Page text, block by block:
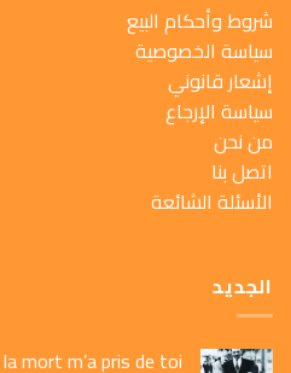
شروط وأحكام البيع
سياسة الخصوصية
إشعار قانوني
سياسة الإرجاع
من نحن
اتصل بنا
الأسئلة الشائعة
الجديد
mort m’a pris de toi